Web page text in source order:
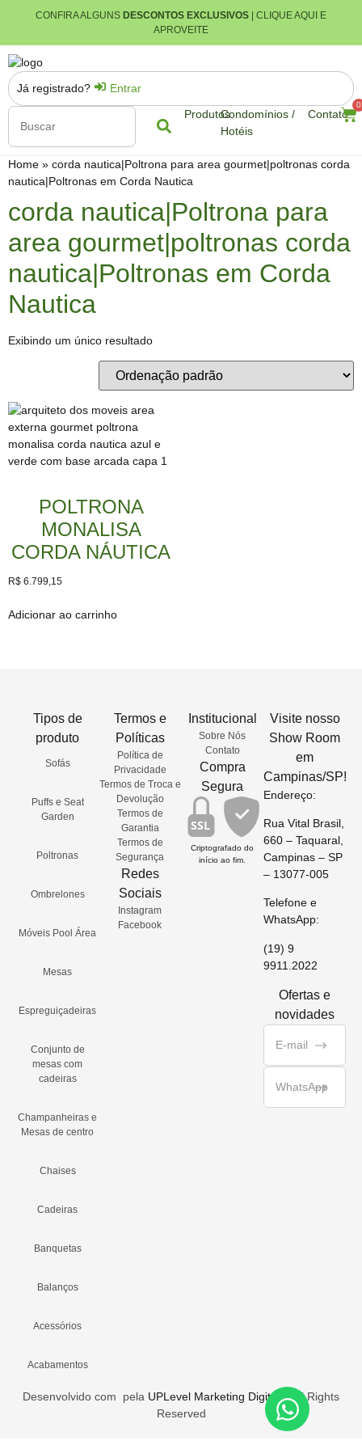
CONFIRA ALGUNS DESCONTOS EXCLUSIVOS | CLIQUE AQUI E
APROVEITE
ProdutosCondomínios /
Hotéis
Contato
0
Já registrado? Entrar
Home » corda nautica|Poltrona para area gourmet|poltronas corda
nautica|Poltronas em Corda Nautica
corda nautica|Poltrona para
area gourmet|poltronas corda
nautica|Poltronas em Corda
Nautica
Exibindo um único resultado
POLTRONA
MONALISA
CORDA NÁUTICA
R$ 6.799,15
Adicionar ao carrinho
Tipos de
produto
Sofás
Puffs e Seat
Garden
Poltronas
Ombrelones
Móveis Pool Área
Mesas
Espreguiçadeiras
Conjunto de
mesas com
cadeiras
Champanheiras e
Mesas de centro
Chaises
Cadeiras
Banquetas
Balanços
Acessórios
Acabamentos
Termos e
Políticas
Política de
Privacidade
Termos de Troca e
Devolução
Termos de
Garantia
Termos de
Segurança
Redes
Sociais
Instagram
Facebook
Institucional
Sobre Nós
Contato
Compra
Segura
SSL
Criptografado do
início ao fim.
Visite nosso
Show Room
em
Campinas/SP!
Endereço:
Rua Vital Brasil,
660 – Taquaral,
Campinas – SP
– 13077-005
Telefone e
WhatsApp:
(19) 9
9911.2022
Ofertas e
novidades
Desenvolvido com pela UPLevel Marketing Digital
– All Rights
Reserved